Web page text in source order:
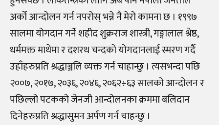
अर्को आन्दोलन गर्न नपरोस् भन्ने नै मेरो कामना छ । १९९७
सालमा योगदान गर्ने शहीद शुक्रराज शास्त्री, गङ्गालाल श्रेष्ठ,
धर्ममक्त माथेमा र दशरथ चन्दको योगदानलाई स्मरण गर्दै
उहाँहरुप्रति श्रद्धाञ्जलि व्यक्त गर्न चाहान्छु । त्यसभन्दा पछि
२००७, २०१७, २०३६, २०४६, २०६२÷६३ सालको आन्दोलन र
पछिल्लो पटकको जेनजी आन्दोलनका क्रममा बलिदान
दिनेहरुप्रति श्रद्धासुमन अर्पण गर्न चाहन्छु ।